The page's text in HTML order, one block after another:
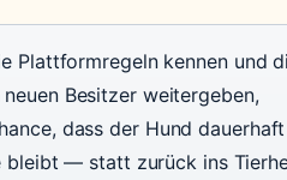
Plattformregeln kennen und
Besitzer weitergeben,
dass der Hund
bleibt — statt zurück ins